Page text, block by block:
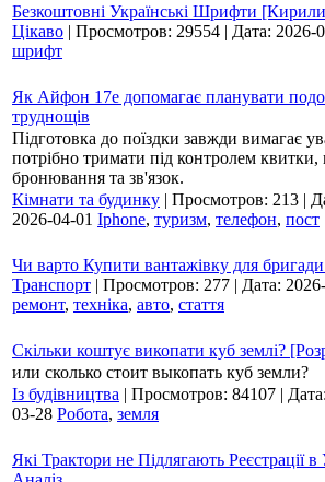
Безкоштовні Українські Шрифти
Цікаво | Просмотров: 29554 | Дата: 2026-
шрифт
Як Айфон 17e допомагає планувати
труднощів
Підготовка до поїздки завжди вимагає
потрібно тримати під контролем
бронювання та зв'язок.
Кімнати та будинку | Просмотров: 213 |
2026-04-01 Iphone, туризм, телефон, пост
Чи варто Купити вантажівку для бригади
Транспорт | Просмотров: 277 | Дата:
ремонт, техніка, авто, стаття
Скільки коштує викопати куб землі?
или сколько стоит выкопать куб земли?
Із будівництва | Просмотров: 84107 | Дата:
03-28 Робота, земля
Які Трактори не Підлягають Реєстрації в